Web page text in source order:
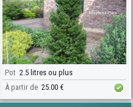
Pot 2.5 litres ou plus
À partir de 25.00 €